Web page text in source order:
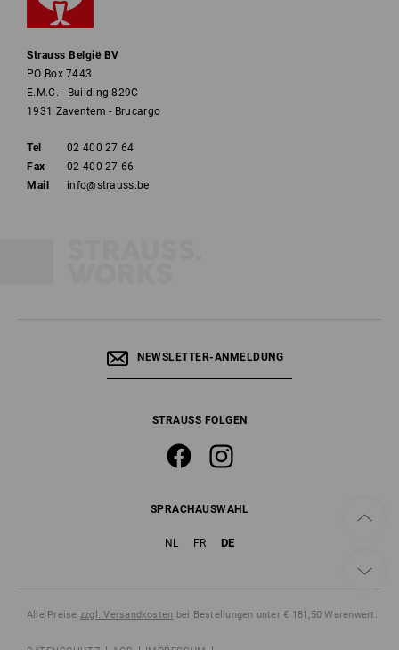
Strauss België BV
PO Box 7443
E.M.C. - Building 829C
1931 Zaventem - Brucargo
Tel
02 400 27 64
Fax
02 400 27 66
Mail
info@strauss.be
NEWSLETTER-ANMELDUNG
STRAUSS FOLGEN
SPRACHAUSWAHL
NL FR DE
Alle Preise zzgl. Versandkosten bei Bestellungen unter € 181,50 Warenwert.